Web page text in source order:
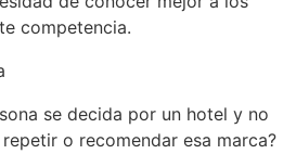
competencia.
se decida por un hotel y no
o recomendar esa marca?